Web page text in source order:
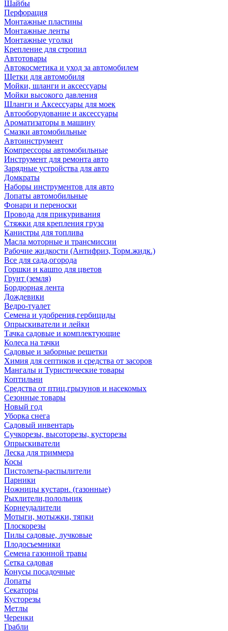
Шайбы
Перфорация
Монтажные пластины
Монтажные ленты
Монтажные уголки
Крепление для стропил
Автотовары
Автокосметика и уход за автомобилем
Щетки для автомобиля
Мойки, шланги и аксессуары
Мойки высокого давления
Шланги и Аксессуары для моек
Автооборудование и аксессуары
Ароматизаторы в машину
Смазки автомобильные
Автоинструмент
Компрессоры автомобильные
Инструмент для ремонта авто
Зарядные устройства для авто
Домкраты
Наборы инструментов для авто
Лопаты автомобильные
Фонари и переноски
Провода для прикуривания
Стяжки для крепления груза
Канистры для топлива
Масла моторные и трансмиссии
Рабочие жидкости (Антифриз, Торм.жидк.)
Все для сада,огорода
Горшки и кашпо для цветов
Грунт (земля)
Бордюрная лента
Дождевики
Ведро-туалет
Семена и удобрения,гербициды
Опрыскиватели и лейки
Тачка садовые и комплектующие
Колеса на тачки
Садовые и заборные решетки
Химия для септиков и средства от засоров
Мангалы и Туристические товары
Коптильни
Средства от птиц,грызунов и насекомых
Сезонные товары
Новый год
Уборка снега
Садовый инвентарь
Сучкорезы, высоторезы, кусторезы
Опрыскиватели
Леска для триммера
Косы
Пистолеты-распылители
Парники
Ножницы кустарн. (газонные)
Рыхлители,полольник
Корнеудалители
Мотыги, мотыжки, тяпки
Плоскорезы
Пилы садовые, лучковые
Плодосъемники
Семена газонной травы
Сетка садовая
Конусы посадочные
Лопаты
Секаторы
Кусторезы
Метлы
Черенки
Грабли